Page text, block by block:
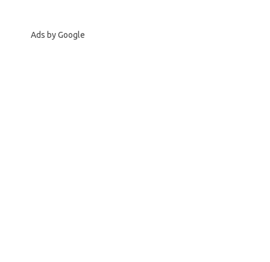
Ads by Google